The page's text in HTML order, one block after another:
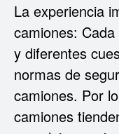
La experiencia
camiones:
y diferentes
normas de
camiones. Por
camiones